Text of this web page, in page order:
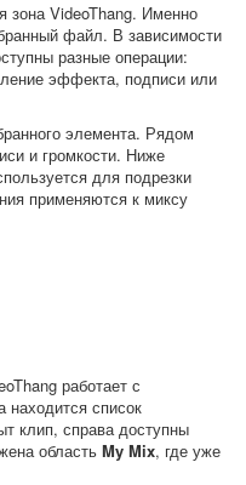
зона VideoThang. Именно
файл. В зависимости
разные операции:
эффекта, подписи или
элемента. Рядом
и громкости. Ниже
для подрезки
применяются к миксу
работает с
список
клип, справа доступны
область My Mix, где уже